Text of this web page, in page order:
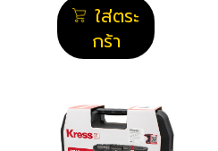
ใส่ตระ
กร้า